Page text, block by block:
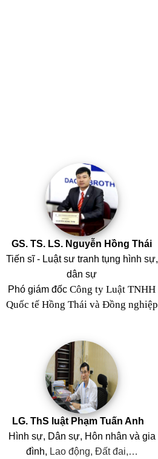
GS. TS. LS. Nguyễn Hồng Thái
Tiến sĩ - Luật sư tranh tụng hình sự,
dân sự
Phó giám đốc Công ty Luật TNHH
Quốc tế Hồng Thái và Đồng nghiệp
LG. ThS luật Phạm Tuấn Anh
Hình sự, Dân sự, Hôn nhân và gia
đình, Lao động, Đất đai,…